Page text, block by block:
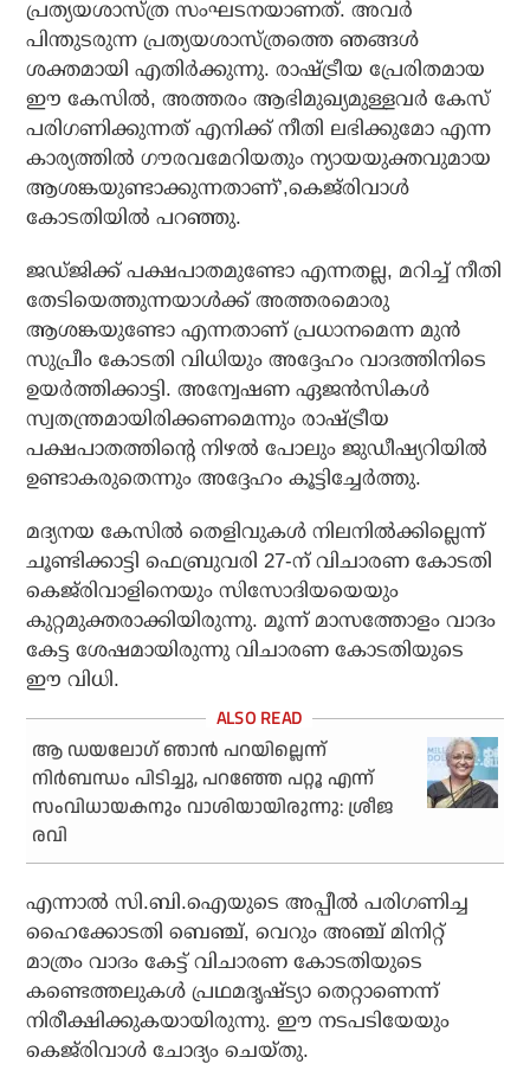
പ്രത്യയശാസ്ത്ര സംഘടനയാണത്. അവര്‍
പിന്തുടരുന്ന പ്രത്യയശാസ്ത്രത്തെ ഞങ്ങള്‍
ശക്തമായി എതിര്‍ക്കുന്നു. രാഷ്ട്രീയ പ്രേരിതമായ
ഈ കേസില്‍, അത്തരം ആഭിമുഖ്യമുള്ളവര്‍ കേസ്
പരിഗണിക്കുന്നത് എനിക്ക് നീതി ലഭിക്കുമോ എന്ന
കാര്യത്തില്‍ ഗൗരവമേറിയതും ന്യായയുക്തവുമായ
ആശങ്കയുണ്ടാക്കുന്നതാണ്’,കെജ്‌രിവാള്‍
കോടതിയില്‍ പറഞ്ഞു.
ജഡ്ജിക്ക് പക്ഷപാതമുണ്ടോ എന്നതല്ല, മറിച്ച് നീതി
തേടിയെത്തുന്നയാള്‍ക്ക് അത്തരമൊരു
ആശങ്കയുണ്ടോ എന്നതാണ് പ്രധാനമെന്ന മുന്‍
സുപ്രീം കോടതി വിധിയും അദ്ദേഹം വാദത്തിനിടെ
ഉയര്‍ത്തിക്കാട്ടി. അന്വേഷണ ഏജന്‍സികള്‍
സ്വതന്ത്രമായിരിക്കണമെന്നും രാഷ്ട്രീയ
പക്ഷപാതത്തിന്റെ നിഴല്‍ പോലും ജുഡീഷ്യറിയില്‍
ഉണ്ടാകരുതെന്നും അദ്ദേഹം കൂട്ടിച്ചേര്‍ത്തു.
മദ്യനയ കേസില്‍ തെളിവുകള്‍ നിലനില്‍ക്കില്ലെന്ന്
ചൂണ്ടിക്കാട്ടി ഫെബ്രുവരി 27-ന് വിചാരണ കോടതി
കെജ്‌രിവാളിനെയും സിസോദിയയെയും
കുറ്റമുക്തരാക്കിയിരുന്നു. മൂന്ന് മാസത്തോളം വാദം
കേട്ട ശേഷമായിരുന്നു വിചാരണ കോടതിയുടെ
ഈ വിധി.
ആ ഡയലോഗ് ഞാന്‍ പറയില്ലെന്ന്
നിര്‍ബന്ധം പിടിച്ചു, പറഞ്ഞേ പറ്റൂ എന്ന്
സംവിധായകനും വാശിയായിരുന്നു: ശ്രീജ
രവി
എന്നാല്‍ സി.ബി.ഐയുടെ അപ്പീല്‍ പരിഗണിച്ച
ഹൈക്കോടതി ബെഞ്ച്, വെറും അഞ്ച് മിനിറ്റ്
മാത്രം വാദം കേട്ട് വിചാരണ കോടതിയുടെ
കണ്ടെത്തലുകള്‍ പ്രഥമദൃഷ്ട്യാ തെറ്റാണെന്ന്
നിരീക്ഷിക്കുകയായിരുന്നു. ഈ നടപടിയേയും
കെജ്‌രിവാള്‍ ചോദ്യം ചെയ്തു.